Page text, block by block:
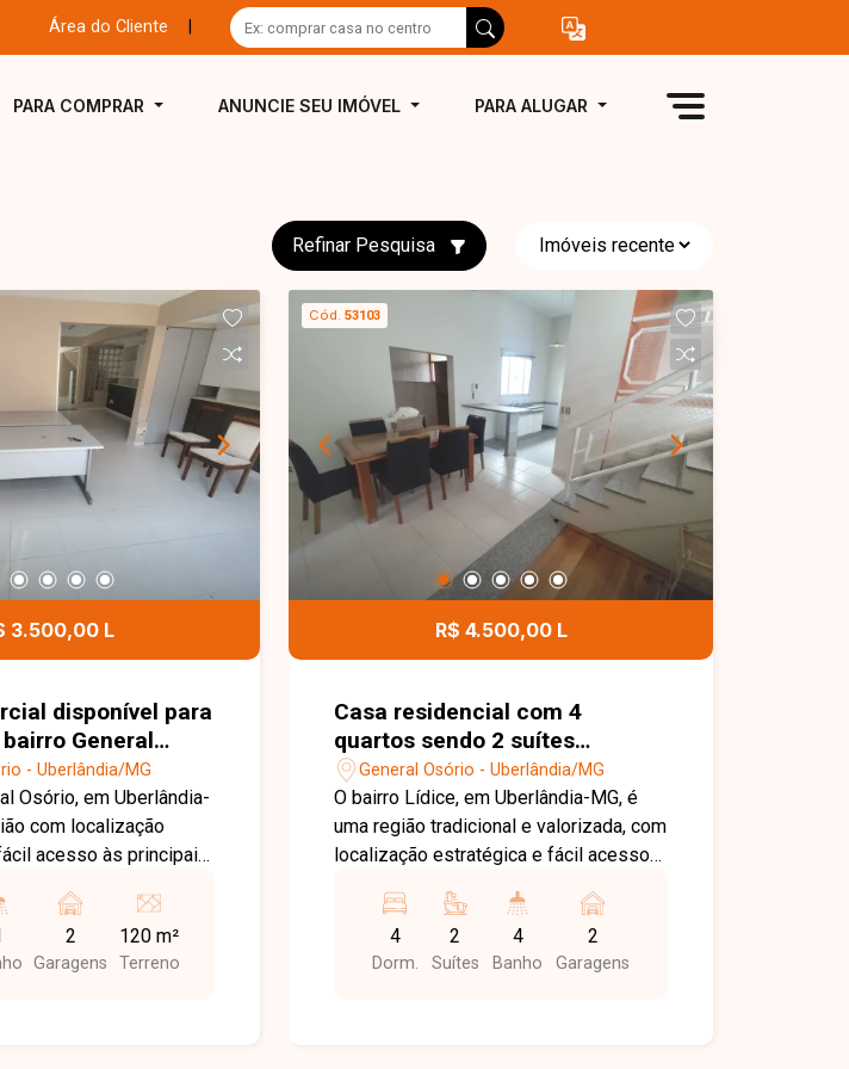
Área do Cliente
PARA COMPRAR ANUNCIE SEU IMÓVEL PARA ALUGAR
Refinar Pesquisa
3.500,00 L
disponível para
General
MG
- Uberlândia/MG
Osório, em Uberlândia-
com localização
acesso às principais
e profissionais. A
comércios, serviços
torna a
2
Garagens
120 m²
Terreno
Cód. 53103
R$ 4.500,00 L
Casa residencial com 4
quartos sendo 2 suítes
disponível para locação no
bairro General Osório em
Uberlândia-MG
General Osório - Uberlândia/MG
O bairro Lídice, em Uberlândia-MG, é
uma região tradicional e valorizada, com
localização estratégica e fácil acesso
comércios, escolas, restaurantes,
bancos e diversos serviços, oferece
praticidade e excelente estrutura para
4
Dorm.
2
Suítes
4
Banho
2
Garagens